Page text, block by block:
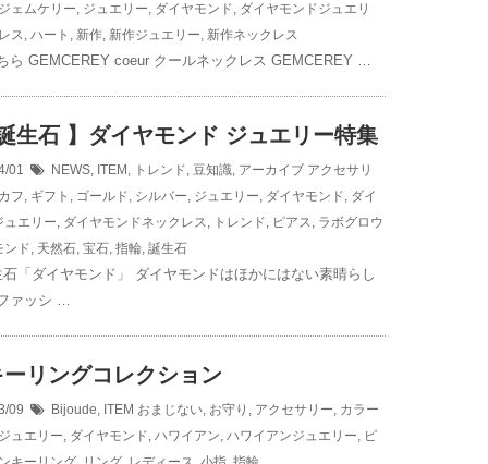
ェムケリー, ジュエリー, ダイヤモンド, ダイヤモンドジュエリ
ス, ハート , 新作, 新作ジュエリー, 新作ネックレス
ら GEMCEREY coeur クールネックレス GEMCEREY …
生石 】ダイヤモンド ジュエリー特集
01 NEWS, ITEM , トレンド, 豆知識, アーカイブ アクセサリ
フ, ギフト , ゴールド, シルバー, ジュエリー, ダイヤモンド, ダイ
ュエリー, ダイヤモンドネックレス, トレンド, ピアス, ラボグロウ
ンド, 天然石, 宝石, 指輪, 誕生石
「ダイヤモンド」 ダイヤモンドはほかにはない素晴らし
ァッシ …
リングコレクション
09 Bijoude, ITEM おまじない, お守り , アクセサリー, カラー
ュエリー, ダイヤモンド, ハワイアン, ハワイアンジュエリー, ピ